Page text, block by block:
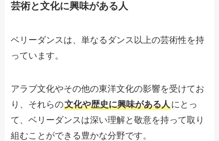
芸術と文化に興味がある人
ベリーダンスは、単なるダンス以上の芸術性を持
っています。
アラブ文化やその他の東洋文化の影響を受けてお
り、それらの文化や歴史に興味がある人にとっ
て、ベリーダンスは深い理解と敬意を持って取り
組むことができる豊かな分野です。